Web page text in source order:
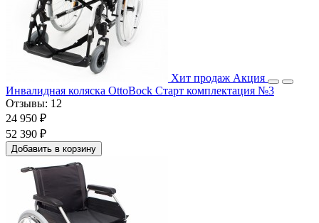
Хит продаж Акция
Инвалидная коляска OttoBock Старт комплектация №3
Отзывы: 12
24 950 ₽
52 390 ₽
Добавить в корзину